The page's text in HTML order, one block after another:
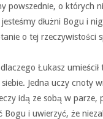
powszednie, o których
dłużni Bogu i
o tej rzeczywistości
Łukasz umieścił
Jedna uczy cnoty
idą ze sobą w parze,
Bogu i uwierzyć, że